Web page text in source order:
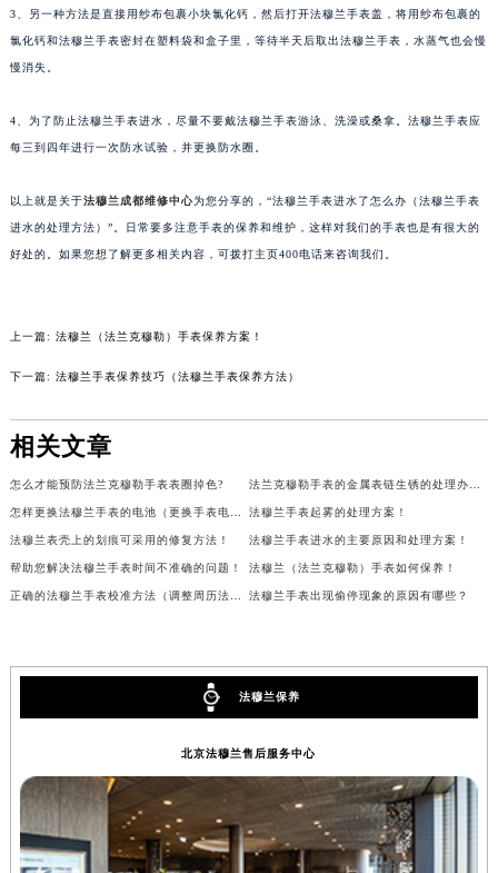
3、另一种方法是直接用纱布包裹小块氯化钙，然后打开法穆兰手表盖，将用纱布包裹的
氯化钙和法穆兰手表密封在塑料袋和盒子里，等待半天后取出法穆兰手表，水蒸气也会慢
慢消失。
4、为了防止法穆兰手表进水，尽量不要戴法穆兰手表游泳、洗澡或桑拿。法穆兰手表应
每三到四年进行一次防水试验，并更换防水圈。
以上就是关于法穆兰成都维修中心为您分享的，“法穆兰手表进水了怎么办（法穆兰手表
进水的处理方法）”。日常要多注意手表的保养和维护，这样对我们的手表也是有很大的
好处的。如果您想了解更多相关内容，可拨打主页400电话来咨询我们。
上一篇: 法穆兰（法兰克穆勒）手表保养方案！
下一篇: 法穆兰手表保养技巧（法穆兰手表保养方法）
相关文章
怎么才能预防法兰克穆勒手表表圈掉色? 法兰克穆勒手表的金属表链生锈的处理办法有哪些?
怎样更换法穆兰手表的电池（更换手表电池） 法穆兰手表起雾的处理方案！
法穆兰表壳上的划痕可采用的修复方法！ 法穆兰手表进水的主要原因和处理方案！
帮助您解决法穆兰手表时间不准确的问题！ 法穆兰（法兰克穆勒）手表如何保养！
正确的法穆兰手表校准方法（调整周历法穆兰手表） 法穆兰手表出现偷停现象的原因有哪些？
法穆兰保养
北京法穆兰售后服务中心